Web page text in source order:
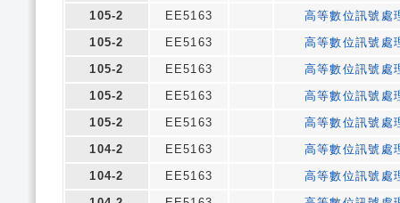
105-2
EE5163
高等數位訊號處
105-2
EE5163
高等數位訊號處
105-2
EE5163
高等數位訊號處
105-2
EE5163
高等數位訊號處
105-2
EE5163
高等數位訊號處
104-2
EE5163
高等數位訊號處
104-2
EE5163
高等數位訊號處